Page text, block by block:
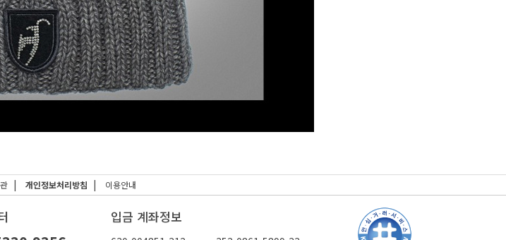
| 개인정보처리방침 | 이용안내
입금 계좌정보